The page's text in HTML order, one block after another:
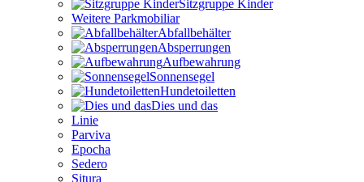
Sitzgruppe Kinder
Weitere Parkmobiliar
Abfallbehälter
Absperrungen
Aufbewahrung
Sonnensegel
Hundetoiletten
Dies und das
Linie
Parviva
Epocha
Sedero
Situra